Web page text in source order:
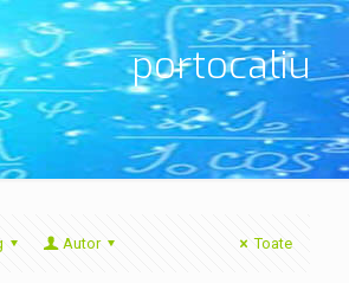
portocaliu
Autor Toate